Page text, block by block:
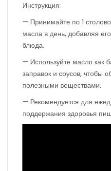
Инструкция:
— Принимайте по 1
масла в день, добавляя
блюда.
— Используйте масло как
заправок и соусов, чтобы
полезными веществами.
— Рекомендуется для
поддержания здоровья